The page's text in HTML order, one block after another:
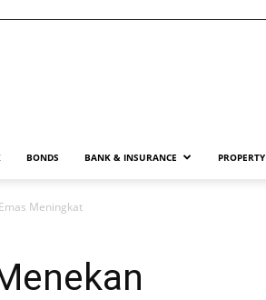
BONDS BANK & INSURANCE PROPERTY
Meningkat